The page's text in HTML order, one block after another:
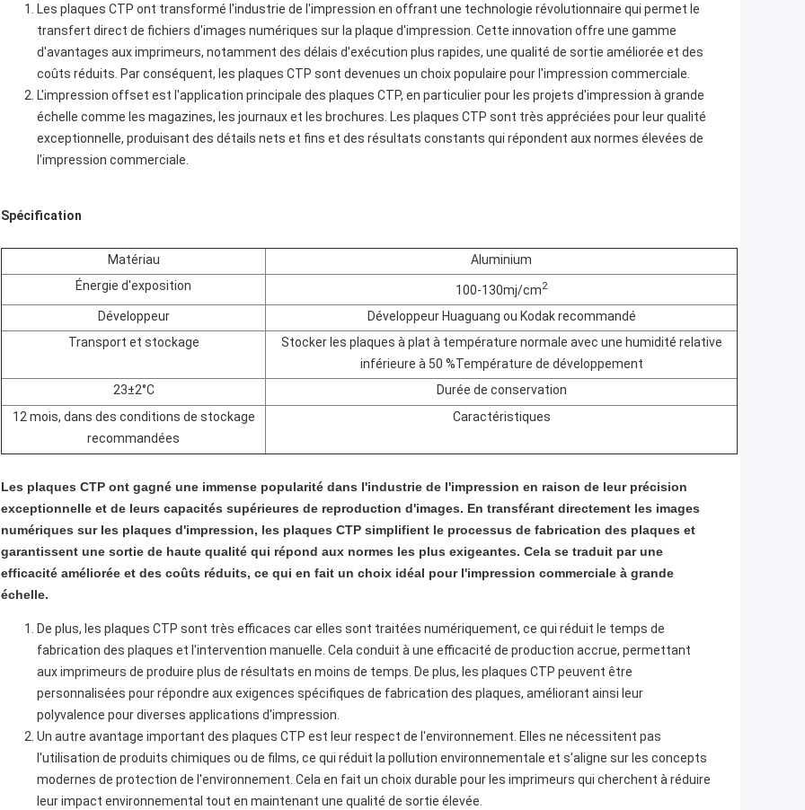
Les plaques CTP ont transformé l'industrie de l'impression en offrant une technologie révolutionnaire qui permet le
transfert direct de fichiers d'images numériques sur la plaque d'impression. Cette innovation offre une gamme
d'avantages aux imprimeurs, notamment des délais d'exécution plus rapides, une qualité de sortie améliorée et des
coûts réduits. Par conséquent, les plaques CTP sont devenues un choix populaire pour l'impression commerciale.
L'impression offset est l'application principale des plaques CTP, en particulier pour les projets d'impression à grande
échelle comme les magazines, les journaux et les brochures. Les plaques CTP sont très appréciées pour leur qualité
exceptionnelle, produisant des détails nets et fins et des résultats constants qui répondent aux normes élevées de
l'impression commerciale.
Spécification
Matériau
Aluminium
Énergie d'exposition
100-130mj/cm2
Développeur
Développeur Huaguang ou Kodak recommandé
Transport et stockage
Stocker les plaques à plat à température normale avec une humidité relative
inférieure à 50 %Température de développement
23±2°C
Durée de conservation
12 mois, dans des conditions de stockage
recommandées
Caractéristiques
Les plaques CTP ont gagné une immense popularité dans l'industrie de l'impression en raison de leur précision
exceptionnelle et de leurs capacités supérieures de reproduction d'images. En transférant directement les images
numériques sur les plaques d'impression, les plaques CTP simplifient le processus de fabrication des plaques et
garantissent une sortie de haute qualité qui répond aux normes les plus exigeantes. Cela se traduit par une
efficacité améliorée et des coûts réduits, ce qui en fait un choix idéal pour l'impression commerciale à grande
échelle.
De plus, les plaques CTP sont très efficaces car elles sont traitées numériquement, ce qui réduit le temps de
fabrication des plaques et l'intervention manuelle. Cela conduit à une efficacité de production accrue, permettant
aux imprimeurs de produire plus de résultats en moins de temps. De plus, les plaques CTP peuvent être
personnalisées pour répondre aux exigences spécifiques de fabrication des plaques, améliorant ainsi leur
polyvalence pour diverses applications d'impression.
Un autre avantage important des plaques CTP est leur respect de l'environnement. Elles ne nécessitent pas
l'utilisation de produits chimiques ou de films, ce qui réduit la pollution environnementale et s'aligne sur les concepts
modernes de protection de l'environnement. Cela en fait un choix durable pour les imprimeurs qui cherchent à réduire
leur impact environnemental tout en maintenant une qualité de sortie élevée.